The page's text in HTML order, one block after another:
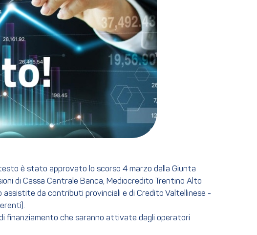
è stato approvato lo scorso 4 marzo dalla Giunta
di Cassa Centrale Banca, Mediocredito Trentino Alto
assistite da contributi provinciali e di Credito Valtellinese -
finanziamento che saranno attivate dagli operatori